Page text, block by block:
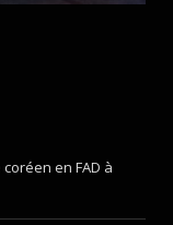
en FAD à